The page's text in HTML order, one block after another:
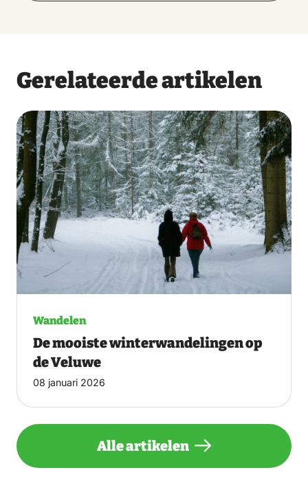
Gerelateerde artikelen
Wandelen
De mooiste winterwandelingen op
de Veluwe
08 januari 2026
Alle artikelen